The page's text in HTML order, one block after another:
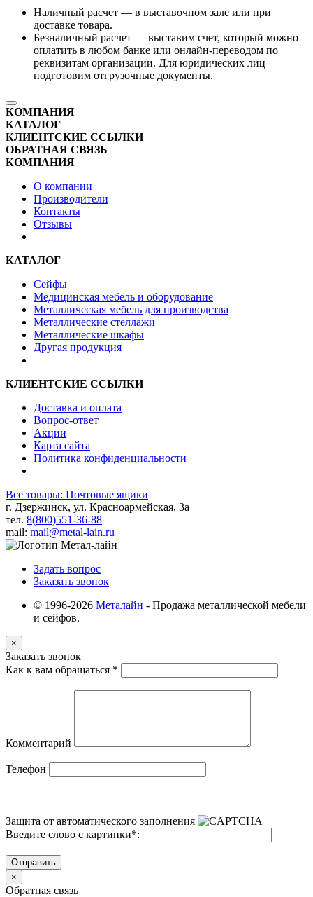
Наличный расчет — в выставочном зале или при
доставке товара.
Безналичный расчет — выставим счет, который можно
оплатить в любом банке или онлайн-переводом по
реквизитам организации. Для юридических лиц
подготовим отгрузочные документы.
КОМПАНИЯ
КАТАЛОГ
КЛИЕНТСКИЕ ССЫЛКИ
ОБРАТНАЯ СВЯЗЬ
КОМПАНИЯ
О компании
Производители
Контакты
Отзывы
КАТАЛОГ
Сейфы
Медицинская мебель и оборудование
Металлическая мебель для производства
Металлические стеллажи
Металлические шкафы
Другая продукция
КЛИЕНТСКИЕ ССЫЛКИ
Доставка и оплата
Вопрос-ответ
Акции
Карта сайта
Политика конфиденциальности
Все товары: Почтовые ящики
г. Дзержинск, ул. Красноармейская, 3а
тел. 8(800)551-36-88
mail: mail@metal-lain.ru
Задать вопрос
Заказать звонок
© 1996-2026 Металайн - Продажа металлической мебели
и сейфов.
×
Заказать звонок
Как к вам обращаться *
Комментарий
Телефон
Защита от автоматического заполнения
Введите слово с картинки*:
Отправить
×
Обратная связь